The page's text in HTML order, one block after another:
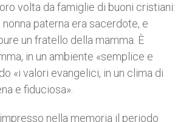
volta da famiglie di buoni cristiani:
paterna era sacerdote, e
un fratello della mamma. È
in un ambiente «semplice e
«i valori evangelici, in un clima di
e fiduciosa».
nella memoria il periodo